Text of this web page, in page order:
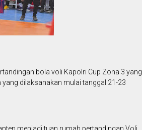
bola voli Kapolri Cup Zona 3 yang
dilaksanakan mulai tanggal 21-23